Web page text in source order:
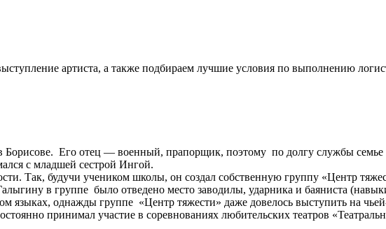
артиста, а также подбираем лучшие условия по выполнению
Его отец — военный, прапорщик, поэтому по долгу службы семье
с младшей сестрой Ингой.
Так, будучи учеником школы, он создал собственную группу «Центр
в группе было отведено место заводилы, ударника и баяниста
языках, однажды группе «Центр тяжести» даже довелось выступить на
принимал участие в соревнованиях любительских театров